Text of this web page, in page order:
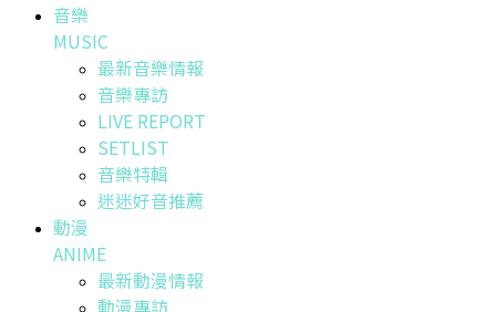
音樂
MUSIC
最新音樂情報
音樂專訪
LIVE REPORT
SETLIST
音樂特輯
迷迷好音推薦
動漫
ANIME
最新動漫情報
動漫專訪